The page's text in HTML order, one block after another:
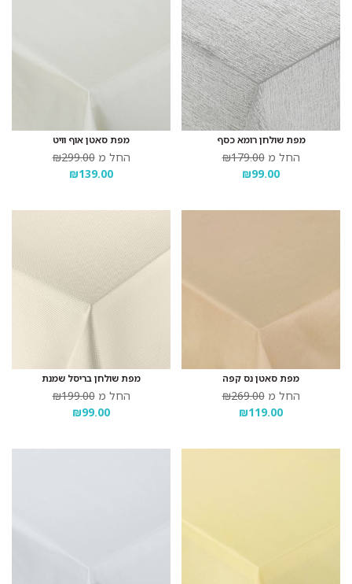
מפת שולחן רומא כסף
החל מ ₪179.00
₪99.00
מפת סאטן אוף וויט
החל מ ₪299.00
₪139.00
מפת סאטן נס קפה
החל מ ₪269.00
₪119.00
מפת שולחן בריסל שמנת
החל מ ₪199.00
₪99.00